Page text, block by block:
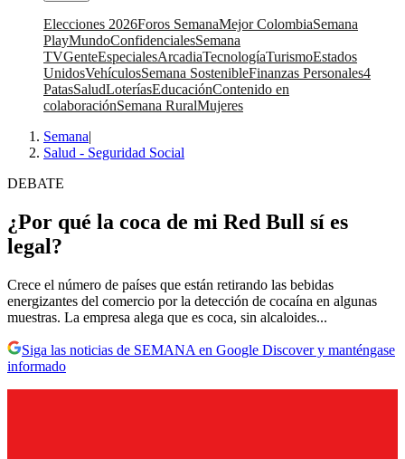
Elecciones 2026Foros SemanaMejor ColombiaSemana
PlayMundoConfidencialesSemana
TVGenteEspecialesArcadiaTecnologíaTurismoEstados
UnidosVehículosSemana SostenibleFinanzas Personales4
PatasSaludLoteríasEducaciónContenido en
colaboraciónSemana RuralMujeres
Semana|
Salud - Seguridad Social
DEBATE
¿Por qué la coca de mi Red Bull sí es
legal?
Crece el número de países que están retirando las bebidas
energizantes del comercio por la detección de cocaína en algunas
muestras. La empresa alega que es coca, sin alcaloides...
Siga las noticias de SEMANA en Google Discover y manténgase
informado